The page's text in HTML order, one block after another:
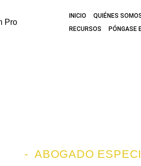
INICIO QUIÉNES
RECURSOS
PÓNGASE
-ABOGADO